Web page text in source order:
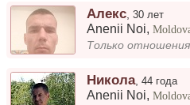
Алекс ,30 лет
Anenii Noi,
Только отношения
Никола,44 года
Anenii Noi,